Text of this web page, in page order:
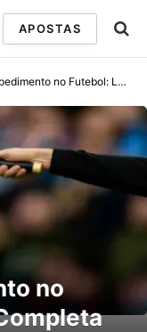
APOSTAS
no Futebol: Lei 11 FIFA Completa
no